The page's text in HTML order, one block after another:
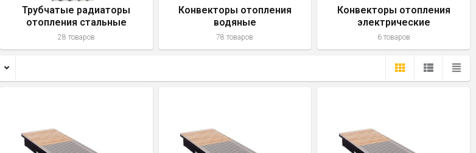
Трубчатые радиаторы
отопления стальные
28 товаров
Конвекторы отопления
водяные
78 товаров
Конвекторы отопления
электрические
6 товаров